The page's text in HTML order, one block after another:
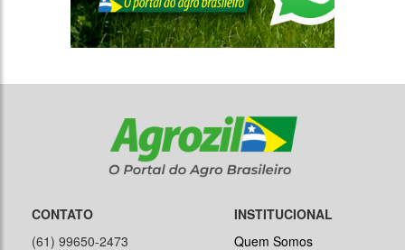
CONTATO
(61) 99650-2473
INSTITUCIONAL
Quem Somos